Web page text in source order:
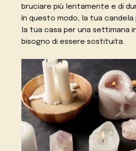
bruciare più lentamente e di
In questo modo, la tua
la tua casa per una settimana
bisogno di essere sostituita.